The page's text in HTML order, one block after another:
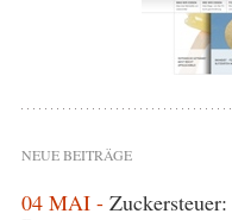
NEUE BEITRÄGE
04 MAI -